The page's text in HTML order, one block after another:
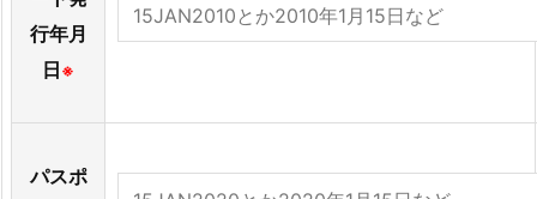
行年月
日※
パスポ